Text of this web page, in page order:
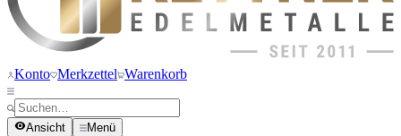
Konto Merkzettel Warenkorb
Ansicht Menü